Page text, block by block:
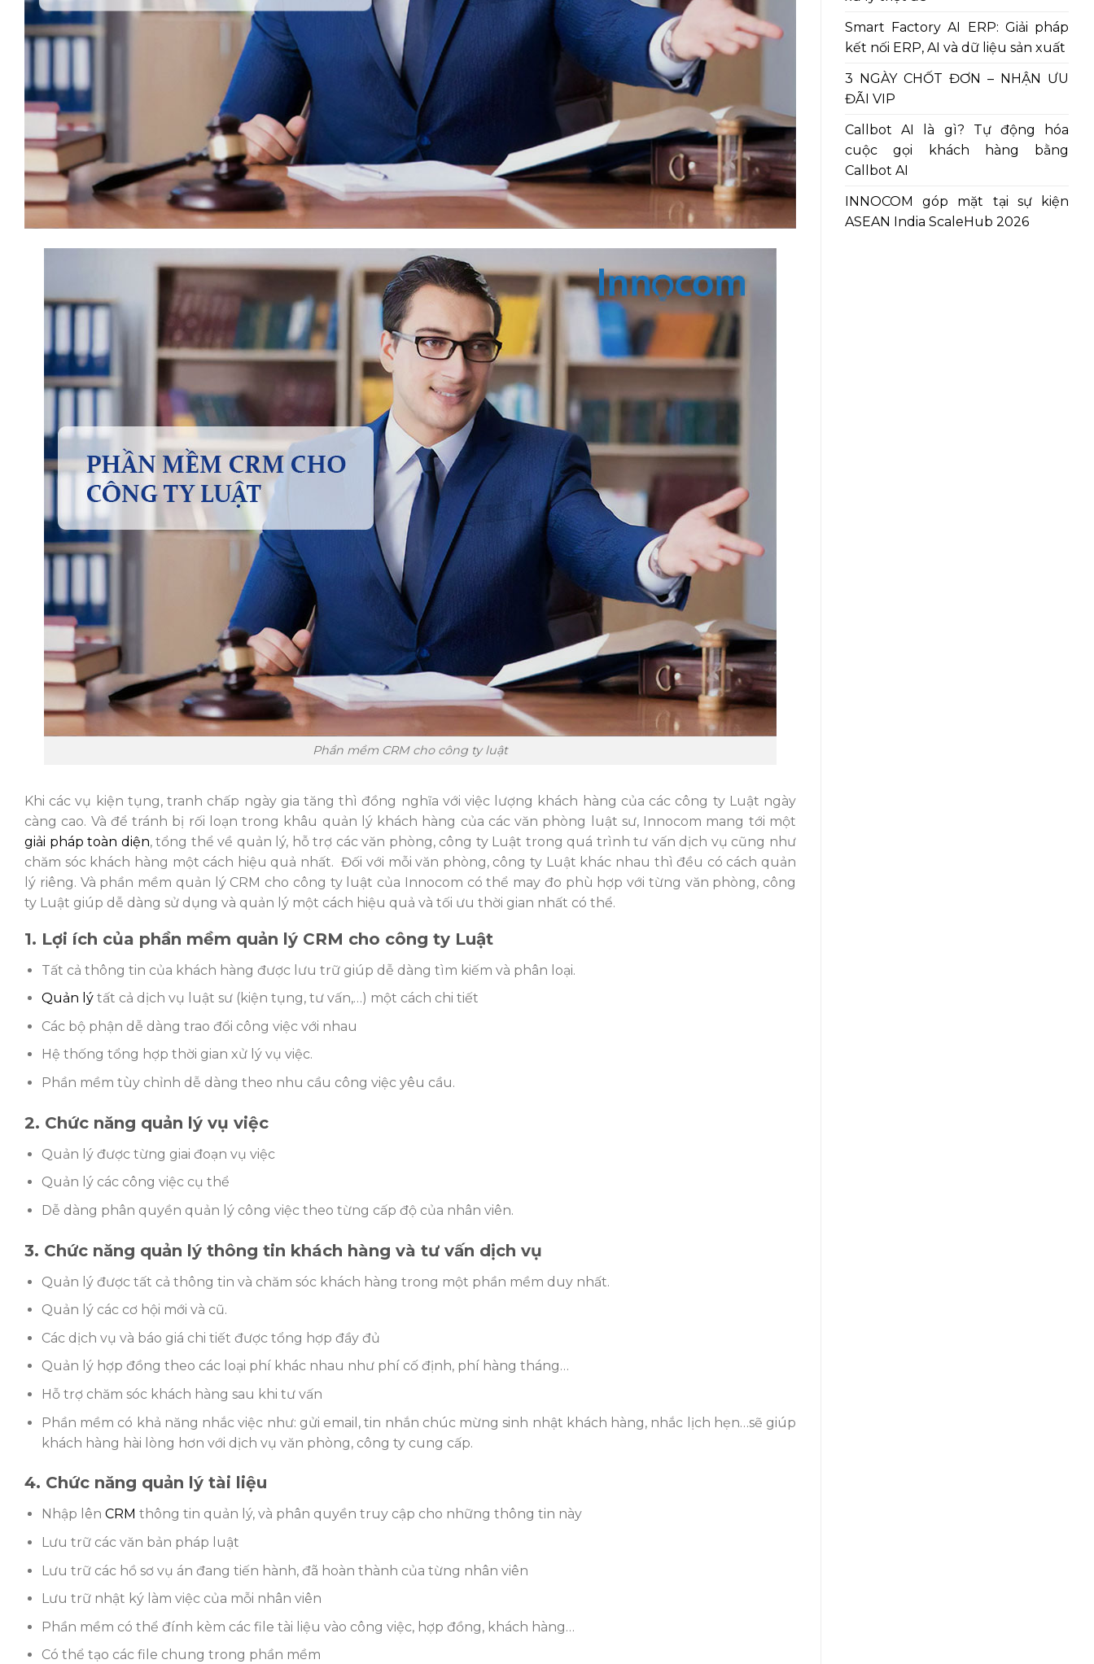
Phần mềm CRM cho công ty luật
Khi các vụ kiện tụng, tranh chấp ngày gia tăng thì đồng nghĩa với việc lượng khách hàng của các công ty Luật ngày
càng cao. Và để tránh bị rối loạn trong khâu quản lý khách hàng của các văn phòng luật sư, Innocom mang tới một
giải pháp toàn diện, tổng thể về quản lý, hỗ trợ các văn phòng, công ty Luật trong quá trình tư vấn dịch vụ cũng như
chăm sóc khách hàng một cách hiệu quả nhất. Đối với mỗi văn phòng, công ty Luật khác nhau thì đều có cách quản
lý riêng. Và phần mềm quản lý CRM cho công ty luật của Innocom có thể may đo phù hợp với từng văn phòng, công
ty Luật giúp dễ dàng sử dụng và quản lý một cách hiệu quả và tối ưu thời gian nhất có thể.
1. Lợi ích của phần mềm quản lý CRM cho công ty Luật
Tất cả thông tin của khách hàng được lưu trữ giúp dễ dàng tìm kiếm và phân loại.
Quản lýtất cả dịch vụ luật sư (kiện tụng, tư vấn,…) một cách chi tiết
Các bộ phận dễ dàng trao đổi công việc với nhau
Hệ thống tổng hợp thời gian xử lý vụ việc.
Phần mềm tùy chỉnh dễ dàng theo nhu cầu công việc yêu cầu.
2. Chức năng quản lý vụ việc
Quản lý được từng giai đoạn vụ việc
Quản lý các công việc cụ thể
Dễ dàng phân quyền quản lý công việc theo từng cấp độ của nhân viên.
3. Chức năng quản lý thông tin khách hàng và tư vấn dịch vụ
Quản lý được tất cả thông tin và chăm sóc khách hàng trong một phần mềm duy nhất.
Quản lý các cơ hội mới và cũ.
Các dịch vụ và báo giá chi tiết được tổng hợp đầy đủ
Quản lý hợp đồng theo các loại phí khác nhau như phí cố định, phí hàng tháng…
Hỗ trợ chăm sóc khách hàng sau khi tư vấn
Phần mềm có khả năng nhắc việc như: gửi email, tin nhắn chúc mừng sinh nhật khách hàng, nhắc lịch hẹn…sẽ giúp
khách hàng hài lòng hơn với dịch vụ văn phòng, công ty cung cấp.
4. Chức năng quản lý tài liệu
Nhập lên CRM thông tin quản lý, và phân quyền truy cập cho những thông tin này
Lưu trữ các văn bản pháp luật
Lưu trữ các hồ sơ vụ án đang tiến hành, đã hoàn thành của từng nhân viên
Lưu trữ nhật ký làm việc của mỗi nhân viên
Phần mềm có thể đính kèm các file tài liệu vào công việc, hợp đồng, khách hàng…
Có thể tạo các file chung trong phần mềm
Smart Factory AI ERP: Giải pháp
kết nối ERP, AI và dữ liệu sản xuất
3 NGÀY CHỐT ĐƠN – NHẬN ƯU
ĐÃI VIP
Callbot AI là gì? Tự động hóa
cuộc gọi khách hàng bằng
Callbot AI
INNOCOM góp mặt tại sự kiện
ASEAN India ScaleHub 2026